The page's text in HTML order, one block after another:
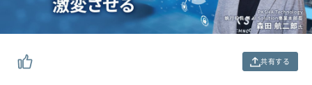
共有する